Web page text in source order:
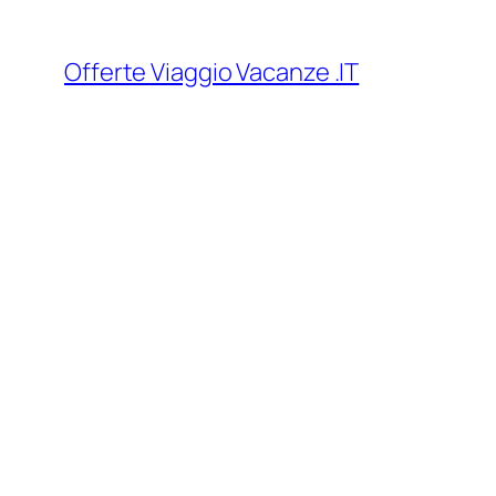
contenuto
Offerte Viaggio Vacanze .IT